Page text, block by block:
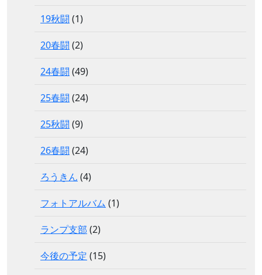
19秋闘 (1)
20春闘 (2)
24春闘 (49)
25春闘 (24)
25秋闘 (9)
26春闘 (24)
ろうきん (4)
フォトアルバム (1)
ランプ支部 (2)
今後の予定 (15)